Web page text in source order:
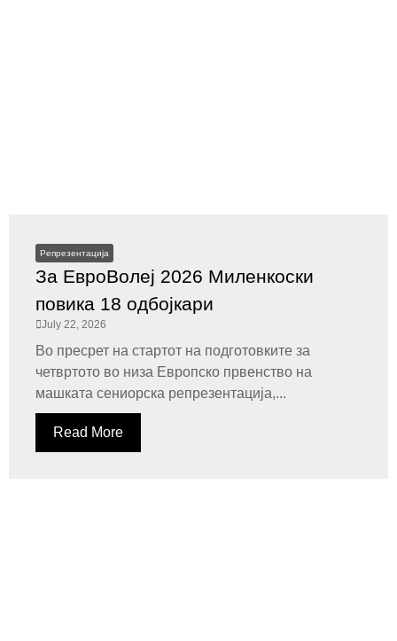
Репрезентација
За ЕвроВолеј 2026 Миленкоски
повика 18 одбојкари
July 22, 2026
Во пресрет на стартот на подготовките за
четвртото во низа Европско првенство на
машката сениорска репрезентација,...
Read More